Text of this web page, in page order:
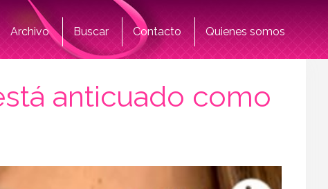
Archivo Buscar Contacto Quienes somos
anticuado como